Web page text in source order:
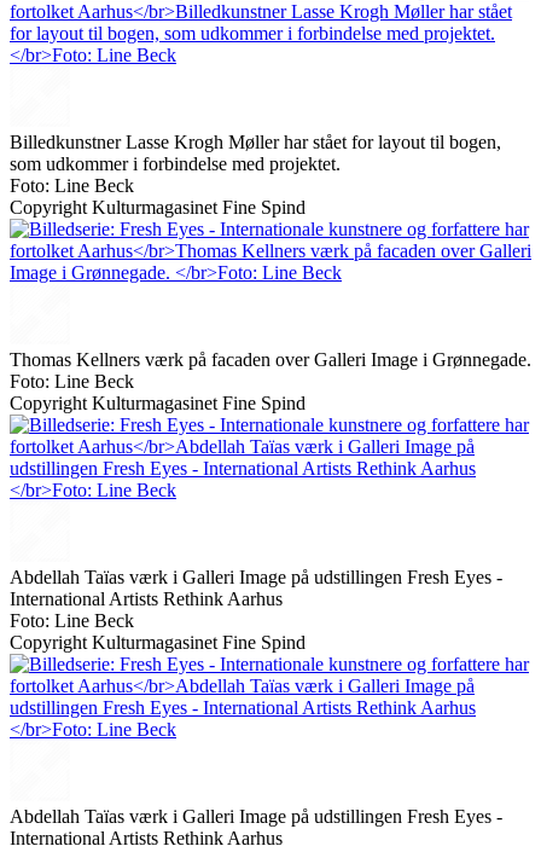
Billedkunstner Lasse Krogh Møller har stået for layout til bogen,
som udkommer i forbindelse med projektet.
Foto: Line Beck
Copyright Kulturmagasinet Fine Spind
Thomas Kellners værk på facaden over Galleri Image i Grønnegade.
Foto: Line Beck
Copyright Kulturmagasinet Fine Spind
Abdellah Taïas værk i Galleri Image på udstillingen Fresh Eyes -
International Artists Rethink Aarhus
Foto: Line Beck
Copyright Kulturmagasinet Fine Spind
Abdellah Taïas værk i Galleri Image på udstillingen Fresh Eyes -
International Artists Rethink Aarhus